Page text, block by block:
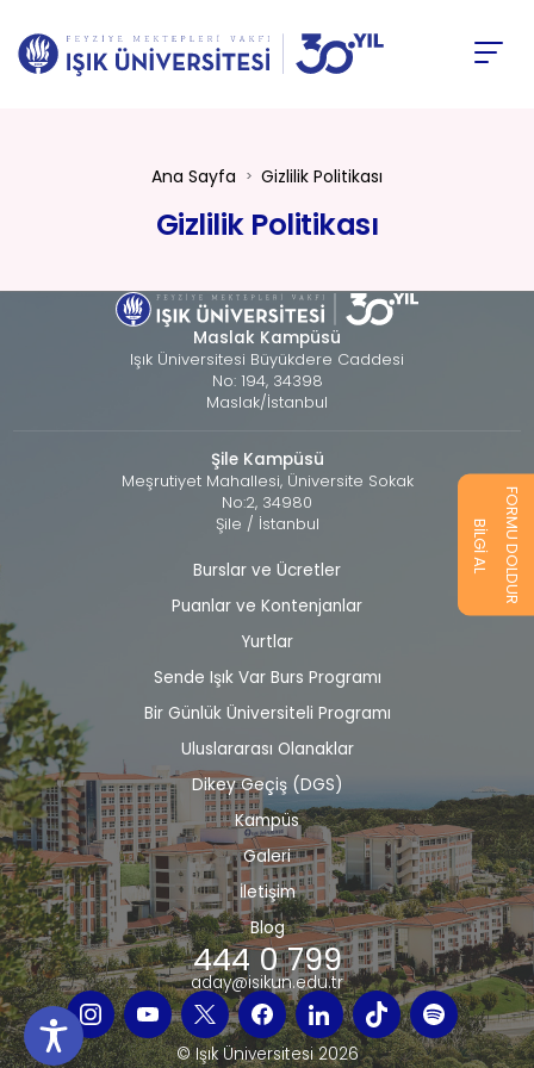
Ana Sayfa Gizlilik Politikası
Gizlilik Politikası
Maslak Kampüsü
Işık Üniversitesi Büyükdere Caddesi
No: 194, 34398
Maslak/İstanbul
Şile Kampüsü
Meşrutiyet Mahallesi, Üniversite Sokak
No:2, 34980
Şile / İstanbul
Alt
bilgi
Burslar ve Ücretler
Puanlar ve Kontenjanlar
Yurtlar
Sende Işık Var Burs Programı
Bir Günlük Üniversiteli Programı
Uluslararası Olanaklar
Dikey Geçiş (DGS)
Kampüs
Galeri
İletişim
Blog
444 0 799
aday@isikun.edu.tr
© Işık Üniversitesi 2026
BİLGİ AL FORMU DOLDUR